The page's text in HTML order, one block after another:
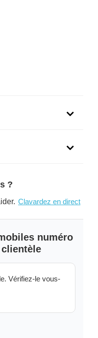
?
Clavardez en direct
numéro
Vérifiez-le vous-